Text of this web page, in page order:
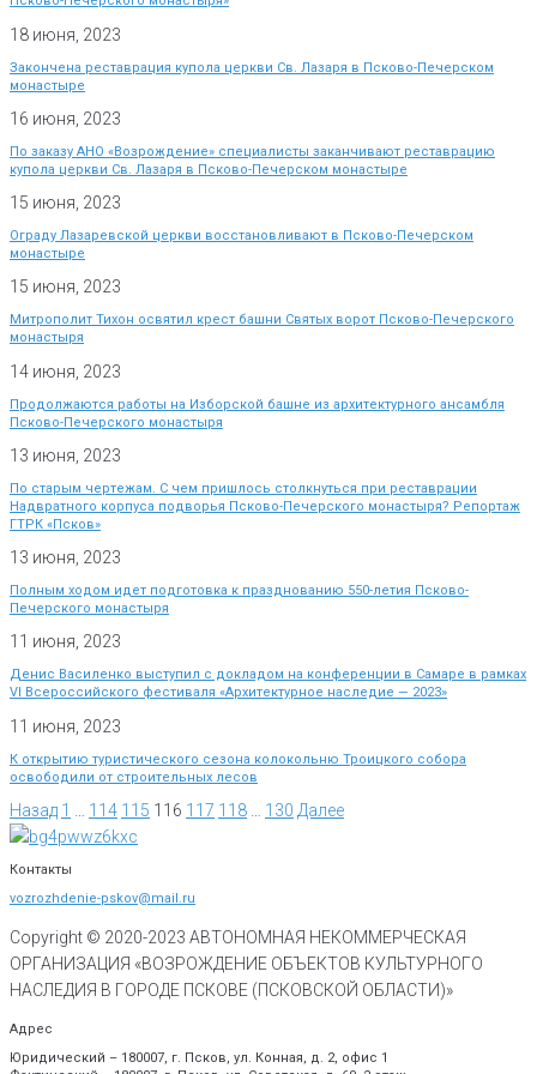
18 июня, 2023
Закончена реставрация купола церкви Св. Лазаря в Псково-Печерском
монастыре
16 июня, 2023
По заказу АНО «Возрождение» специалисты заканчивают реставрацию
купола церкви Св. Лазаря в Псково-Печерском монастыре
15 июня, 2023
Ограду Лазаревской церкви восстановливают в Псково-Печерском
монастыре
15 июня, 2023
Митрополит Тихон освятил крест башни Святых ворот Псково-Печерского
монастыря
14 июня, 2023
Продолжаются работы на Изборской башне из архитектурного ансамбля
Псково-Печерского монастыря
13 июня, 2023
По старым чертежам. С чем пришлось столкнуться при реставрации
Надвратного корпуса подворья Псково-Печерского монастыря? Репортаж
ГТРК «Псков»
13 июня, 2023
Полным ходом идет подготовка к празднованию 550-летия Псково-
Печерского монастыря
11 июня, 2023
Денис Василенко выступил с докладом на конференции в Самаре в рамках
VI Всероссийского фестиваля «Архитектурное наследие — 2023»
11 июня, 2023
К открытию туристического сезона колокольню Троицкого собора
освободили от строительных лесов
Назад 1 114 115 116 117 118 130 Далее
Контакты
vozrozhdenie-pskov@mail.ru
Copyright © 2020-2023 АВТОНОМНАЯ НЕКОММЕРЧЕСКАЯ
ОРГАНИЗАЦИЯ «ВОЗРОЖДЕНИЕ ОБЪЕКТОВ КУЛЬТУРНОГО
НАСЛЕДИЯ В ГОРОДЕ ПСКОВЕ (ПСКОВСКОЙ ОБЛАСТИ)»
Адрес
Юридический – 180007, г. Псков, ул. Конная, д. 2, офис 1